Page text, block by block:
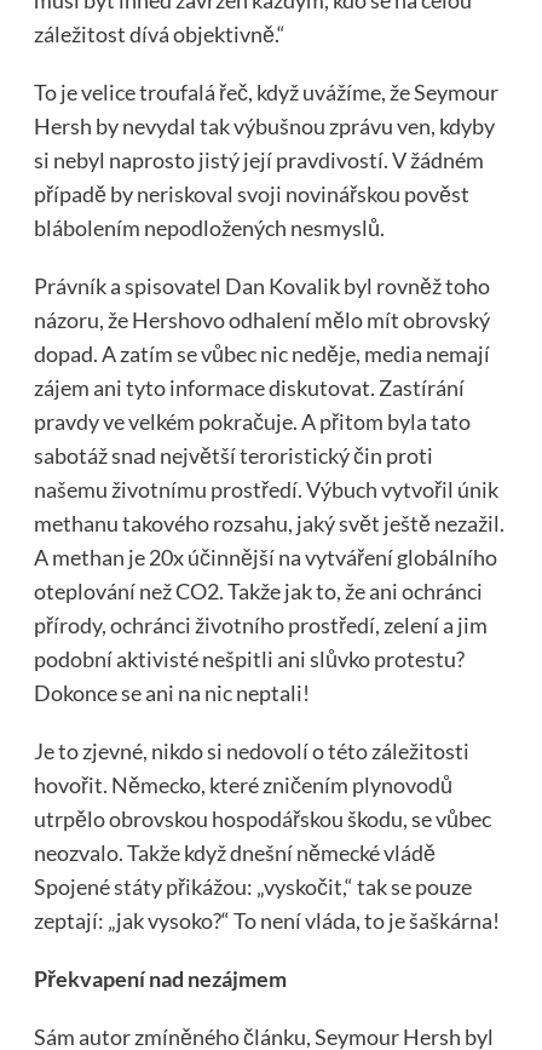
záležitost dívá objektivně.“
To je velice troufalá řeč, když uvážíme, že Seymour
Hersh by nevydal tak výbušnou zprávu ven, kdyby
si nebyl naprosto jistý její pravdivostí. V žádném
případě by neriskoval svoji novinářskou pověst
blábolením nepodložených nesmyslů.
Právník a spisovatel Dan Kovalik byl rovněž toho
názoru, že Hershovo odhalení mělo mít obrovský
dopad. A zatím se vůbec nic neděje, media nemají
zájem ani tyto informace diskutovat. Zastírání
pravdy ve velkém pokračuje. A přitom byla tato
sabotáž snad největší teroristický čin proti
našemu životnímu prostředí. Výbuch vytvořil únik
methanu takového rozsahu, jaký svět ještě nezažil.
A methan je 20x účinnější na vytváření globálního
oteplování než CO2. Takže jak to, že ani ochránci
přírody, ochránci životního prostředí, zelení a jim
podobní aktivisté nešpitli ani slůvko protestu?
Dokonce se ani na nic neptali!
Je to zjevné, nikdo si nedovolí o této záležitosti
hovořit. Německo, které zničením plynovodů
utrpělo obrovskou hospodářskou škodu, se vůbec
neozvalo. Takže když dnešní německé vládě
Spojené státy přikážou: „vyskočit,“ tak se pouze
zeptají: „jak vysoko?“ To není vláda, to je šaškárna!
Překvapení nad nezájmem
Sám autor zmíněného článku, Seymour Hersh byl